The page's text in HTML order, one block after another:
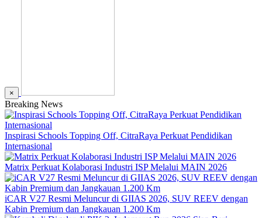
×
Breaking News
Inspirasi Schools Topping Off, CitraRaya Perkuat Pendidikan
Internasional
Matrix Perkuat Kolaborasi Industri ISP Melalui MAIN 2026
iCAR V27 Resmi Meluncur di GIIAS 2026, SUV REEV dengan
Kabin Premium dan Jangkauan 1.200 Km